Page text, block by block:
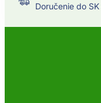
Doručenie do